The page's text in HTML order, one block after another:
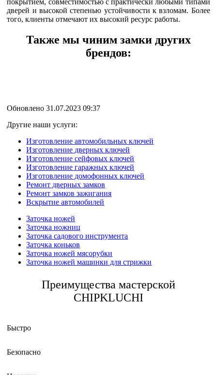
дверей и высокой степенью устойчивости к взломам. Более
того, клиенты отмечают их высокий ресурс работы.
Также мы чиним замки других
брендов:
Обновлено 31.07.2023 09:37
Другие наши услуги:
Изготовление автомобильных ключей
Изготовление дверных ключей
Изготовление сейфовых ключей
Изготовление гаражных ключей
Изготовление домофонных ключей
Ремонт дверных замков
Ремонт замков зажигания
Вскрытие автомобилей
Заточка ножей
Заточка ножниц
Заточка садового инструмента
Заточка коньков
Заточка ножей мясорубки
Заточка ножей машинки для стрижки
Преимущества мастерской
CHIPKLUCHI
Быстро
Безопасно